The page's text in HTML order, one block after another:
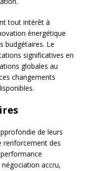
tout intérêt à
énergétique
budgétaires. Le
significatives en
globales au
changements
de leurs
renforcement des
accru,